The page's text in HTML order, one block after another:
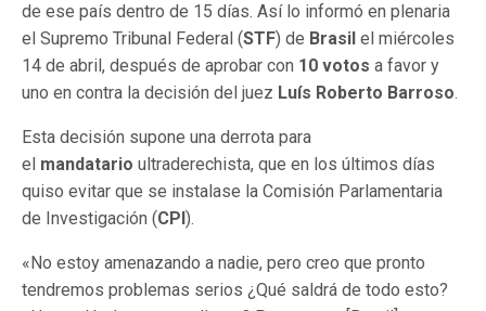
de ese país dentro de 15 días. Así lo informó en plenaria
el Supremo Tribunal Federal (STF) de Brasil el miércoles
14 de abril, después de aprobar con 10 votos a favor y
uno en contra la decisión del juez Luís Roberto Barroso.
Esta decisión supone una derrota para
el mandatario ultraderechista, que en los últimos días
quiso evitar que se instalase la Comisión Parlamentaria
de Investigación (CPI).
«No estoy amenazando a nadie, pero creo que pronto
tendremos problemas serios ¿Qué saldrá de todo esto?